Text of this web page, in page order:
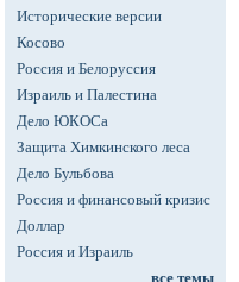
Исторические версии
Косово
Россия и Белоруссия
Израиль и Палестина
Дело ЮКОСа
Защита Химкинского леса
Дело Бульбова
Россия и финансовый кризис
Доллар
Россия и Израиль
все темы